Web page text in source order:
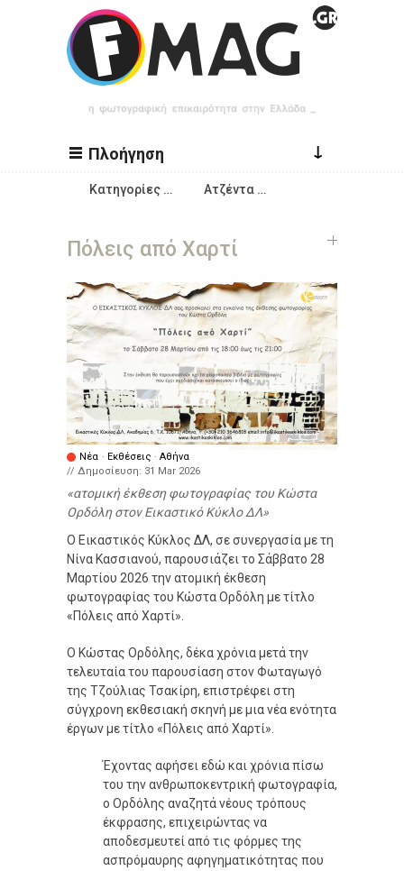
Παράκαμψη προς το κυρίως περιεχόμενο
Πλοήγηση ↓
Κατηγορίες … Ατζέντα …
Πόλεις από Χαρτί
Νέα · Εκθέσεις · Αθήνα
// Δημοσίευση: 31 Mar 2026
ατομική έκθεση φωτογραφίας του Κώστα
Ορδόλη στον Εικαστικό Κύκλο ΔΛ
Ο Εικαστικός Κύκλος ΔΛ, σε συνεργασία με τη
Νίνα Κασσιανού, παρουσιάζει το Σάββατο 28
Μαρτίου 2026 την ατομική έκθεση
φωτογραφίας του Κώστα Ορδόλη με τίτλο
«Πόλεις από Χαρτί».
Ο Κώστας Ορδόλης, δέκα χρόνια μετά την
τελευταία του παρουσίαση στον Φωταγωγό
της Τζούλιας Τσακίρη, επιστρέφει στη
σύγχρονη εκθεσιακή σκηνή με μια νέα ενότητα
έργων με τίτλο «Πόλεις από Χαρτί».
Έχοντας αφήσει εδώ και χρόνια πίσω
του την ανθρωποκεντρική φωτογραφία,
ο Ορδόλης αναζητά νέους τρόπους
έκφρασης, επιχειρώντας να
αποδεσμευτεί από τις φόρμες της
ασπρόμαυρης αφηγηματικότητας που